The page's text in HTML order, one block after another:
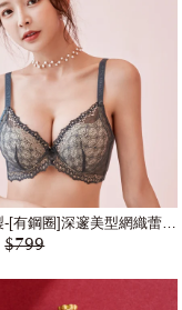
MIT台灣製-[有鋼圈]深邃美型網織蕾絲花邊內衣
$799